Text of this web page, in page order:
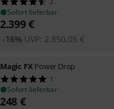
Sofort lieferbar
2.399€
UVP: 2.850,05 €
-16%
Magic FX Power Drop
1
Sofort lieferbar
248 €